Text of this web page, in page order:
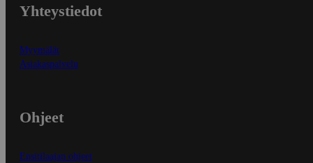
Yhteystiedot
Myymälät
Asiakaspalvelu
Ohjeet
Ensitilaajan ohjeet